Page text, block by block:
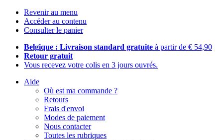
Revenir au menu
Accéder au contenu
Consulter le panier
Belgique : Livraison standard gratuite à partir de € 54,90
Retour gratuit
Vous recevez votre colis en 3 jours ouvrés.
Aide
Où est ma commande ?
Retours
Frais d'envoi
Modes de paiement
Nous contacter
Toutes les rubriques